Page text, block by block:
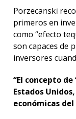
Porzecanski
primeros en
como “efecto
son capaces de
inversores
“El concepto
Estados
económicas del